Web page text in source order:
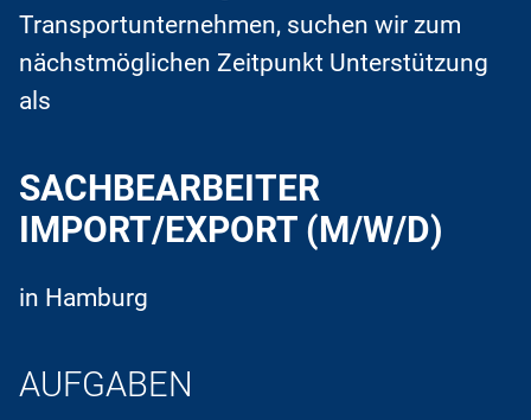
Transportunternehmen, suchen wir zum
nächstmöglichen Zeitpunkt Unterstützung
als
SACHBEARBEITER
IMPORT/EXPORT (M/W/D)
in Hamburg
AUFGABEN